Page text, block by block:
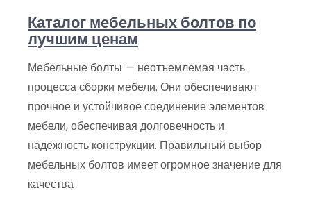
Каталог мебельных болтов по
лучшим ценам
Мебельные болты — неотъемлемая часть
процесса сборки мебели. Они обеспечивают
прочное и устойчивое соединение элементов
мебели, обеспечивая долговечность и
надежность конструкции. Правильный выбор
мебельных болтов имеет огромное значение для
качества